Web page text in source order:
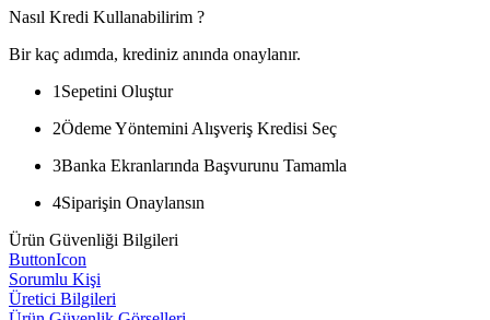
Nasıl Kredi Kullanabilirim ?
Bir kaç adımda, krediniz anında onaylanır.
1 Sepetini Oluştur
2Ödeme Yöntemini Alışveriş Kredisi Seç
3Banka Ekranlarında Başvurunu Tamamla
4Siparişin Onaylansın
Ürün Güvenliği Bilgileri
ButtonIcon
Sorumlu Kişi
Üretici Bilgileri